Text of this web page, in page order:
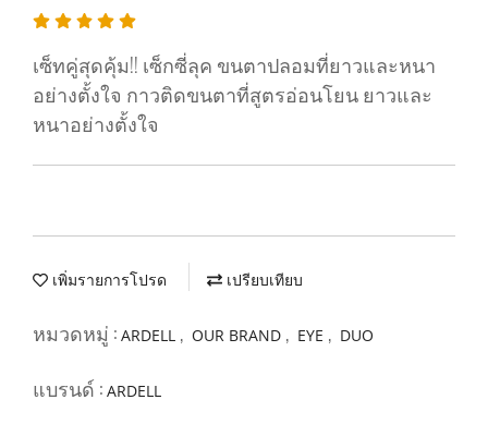
เซ็ทคู่สุดคุ้ม!! เซ็กซี่ลุค ขนตาปลอมที่ยาวและหนา
อย่างตั้งใจ กาวติดขนตาที่สูตรอ่อนโยน ยาวและ
หนาอย่างตั้งใจ
เพิ่มรายการโปรด เปรียบเทียบ
หมวดหมู่ : ARDELL , OUR BRAND , EYE , DUO
แบรนด์ : ARDELL